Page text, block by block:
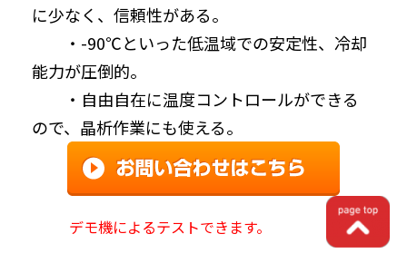
に少なく、信頼性がある。
・ -90℃といった低温域での安定性、冷却
能力が圧倒的。
・ 自由自在に温度コントロールができる
ので、晶析作業にも使える。
デモ機によるテストできます。